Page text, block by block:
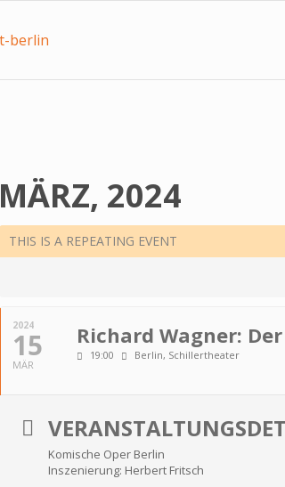
MÄRZ, 2024
THIS IS A REPEATING EVENT
2024
15
MÄR
Richard Wagner:
19:00 Berlin, Schillertheater
Komische Oper Berlin
Inszenierung: Herbert Fritsch